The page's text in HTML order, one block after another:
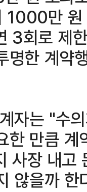
만 원
3회로 제
명한 계약
자는 "수
한 만큼
사장 내고
않을까 한